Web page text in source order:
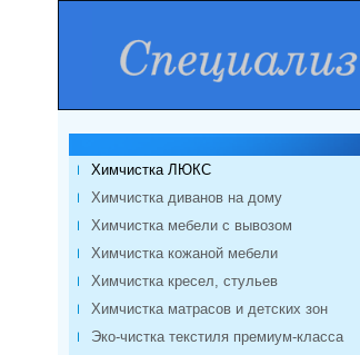
Химчистка ЛЮКС
Химчистка диванов на дому
Химчистка мебели с вывозом
Химчистка кожаной мебели
Химчистка кресел, стульев
Химчистка матрасов и детских зон
Эко-чистка текстиля премиум-класса